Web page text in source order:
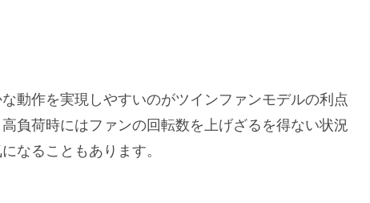
動作を実現しやすいのがツインファンモデルの利点
負荷時にはファンの回転数を上げざるを得ない状況
なることもあります。